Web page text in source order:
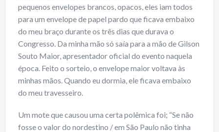
pequenos envelopes brancos, opacos, eles iam todos
para um envelope de papel pardo que ficava embaixo
do meu braço durante os três dias que durava o
Congresso. Da minha mão só saía para a mão de Gilson
Souto Maior, apresentador oficial do evento naquela
época. Feito o sorteio, o envelope maior voltava às
minhas mãos. Quando eu dormia, ele ficava embaixo
do meu travesseiro.
Um mote que causou uma certa polêmica foi; “Se não
fosse o valor do nordestino / em São Paulo não tinha